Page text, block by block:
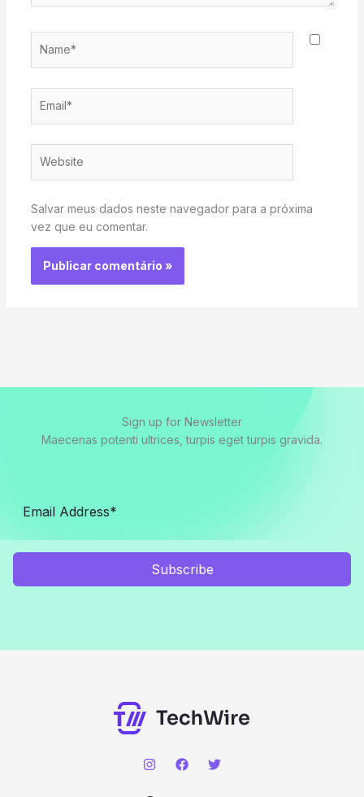
Salvar meus dados neste navegador para a próxima
vez que eu comentar.
Sign up for Newsletter
Maecenas potenti ultrices, turpis eget turpis gravida.
Subscribe